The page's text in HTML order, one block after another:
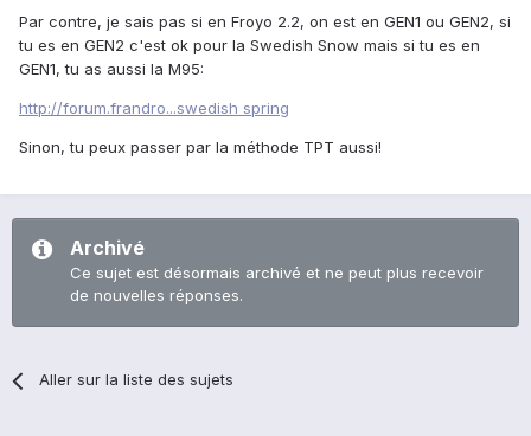
Par contre, je sais pas si en Froyo 2.2, on est en GEN1 ou GEN2, si
tu es en GEN2 c'est ok pour la Swedish Snow mais si tu es en
GEN1, tu as aussi la M95:
http://forum.frandro...swedish spring
Sinon, tu peux passer par la méthode TPT aussi!
Archivé
Ce sujet est désormais archivé et ne peut plus recevoir
de nouvelles réponses.
Aller sur la liste des sujets